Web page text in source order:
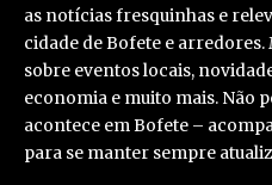
as notícias fresquinhas e
cidade de Bofete e
sobre eventos locais,
economia e muito mais. Não
acontece em Bofete –
para se manter sempre